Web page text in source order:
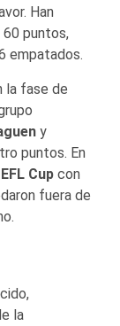
Han
puntos,
empatados.
la fase de
y
puntos. En
EFL Cup con
fuera de
la